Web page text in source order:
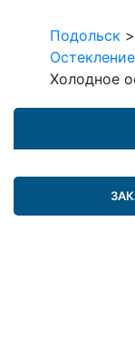
Подольск >
Холодное